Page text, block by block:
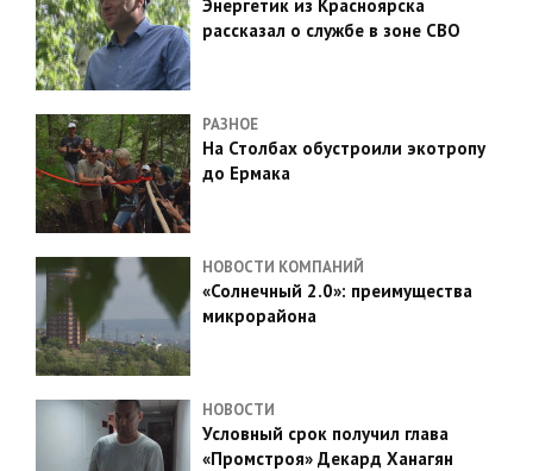
Энергетик из Красноярска
рассказал о службе в зоне СВО
РАЗНОЕ
На Столбах обустроили экотропу
до Ермака
НОВОСТИ КОМПАНИЙ
«Солнечный 2.0»: преимущества
микрорайона
НОВОСТИ
Условный срок получил глава
«Промстроя» Декард Ханагян